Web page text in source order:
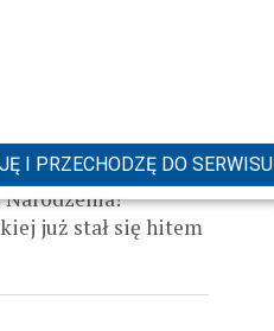
I PRZECHODZĘ DO SERWISU
Telewizji
z okazji
Narodzenia!
już stał się hitem